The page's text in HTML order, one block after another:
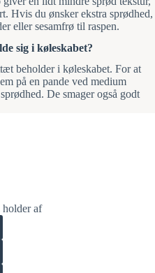
Hvis du ønsker ekstra sprødhed,
eller sesamfrø til raspen.
sig i køleskabet?
beholder i køleskabet. For at
på en pande ved medium
De smager også godt
holder af